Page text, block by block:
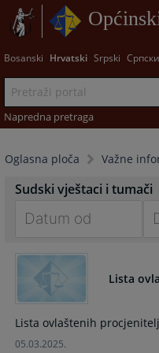
Bosanski Hrvatski Srpski Српски
Napredna pretraga
Oglasna ploča Važne
Sudski vještaci i tumači
forward
interact
the
calendar
to
Lista
Lista ovlaštenih
05.03.2025.